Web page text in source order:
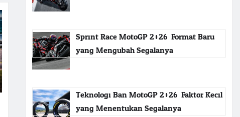
Sprint Race MotoGP 2026: Format Baru
yang Mengubah Segalanya
Teknologi Ban MotoGP 2026: Faktor Kecil
yang Menentukan Segalanya